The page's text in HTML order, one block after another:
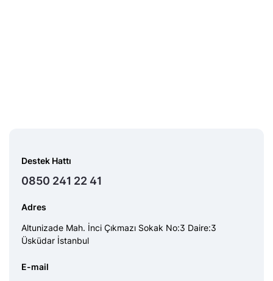
Destek Hattı
0850 241 22 41
Adres
Altunizade Mah. İnci Çıkmazı Sokak No:3 Daire:3
Üsküdar İstanbul
E-mail